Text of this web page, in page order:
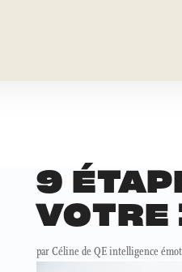
9
parCéline de QE intelligence